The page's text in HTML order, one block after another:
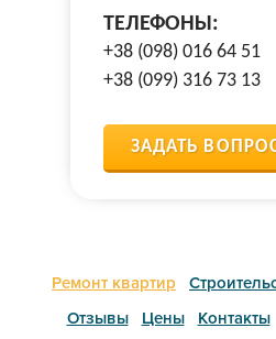
ТЕЛЕФОНЫ:
+38 (098) 016 64 51
+38 (099) 316 73 13
ЗАДАТЬ
Ремонт квартир
Отзывы
Цены Контакты